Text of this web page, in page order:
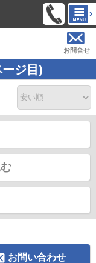
お問合せ
ジ目)
お問い合わせ